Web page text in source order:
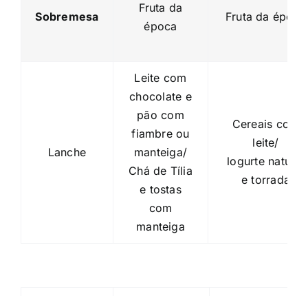
Sobremesa
Fruta da
época
Fruta da época
Lanche
Leite com
chocolate e
pão com
fiambre ou
manteiga/
Chá de Tília
e tostas
com
manteiga
Cereais com
leite/
logurte natural
e torrada